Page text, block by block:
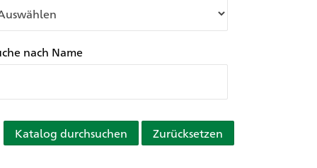
nach Name
Katalog durchsuchen Zurücksetzen